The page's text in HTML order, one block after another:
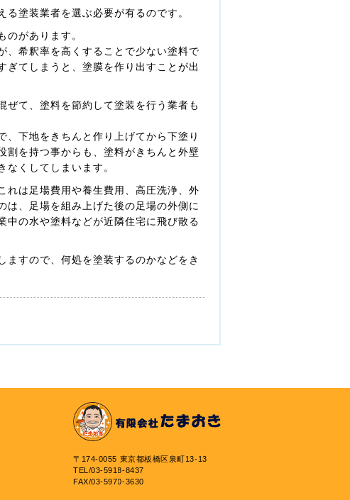
塗装業者を選ぶ必要が有るのです。
のがあります。
、希釈率を高くすることで少ない塗料で
ぎてしまうと、塗膜を作り出すことが出
ぜて、塗料を節約して塗装を行う業者も
、下地をきちんと作り上げてから下塗り
割を持つ事からも、塗料がきちんと外壁
くしてしまいます。
れは足場費用や養生費用、高圧洗浄、外
は、足場を組み上げた後の足場の外側に
中の水や塗料などが近隣住宅に飛び散る
すので、何処を塗装するのかなどをき
〒174-0055 東京都板橋区泉町13-13
TEL/03-5918-8437
FAX/03-5970-3630